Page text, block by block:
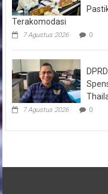
Terakomodasi
7 Agustus 2026 0
7 Agustus 2026 0